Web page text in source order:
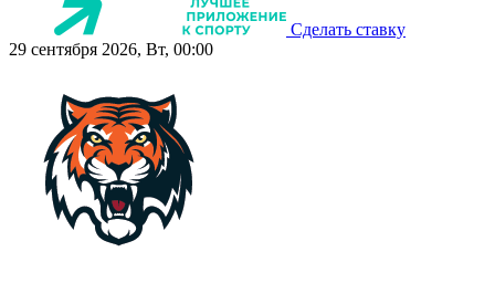
Сделать ставку
29 сентября 2026, Вт, 00:00